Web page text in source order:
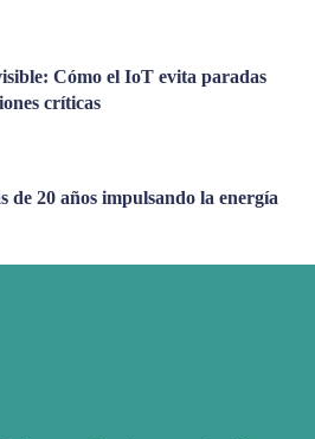
Cómo el IoT evita paradas
críticas
de 20 años impulsando la energía